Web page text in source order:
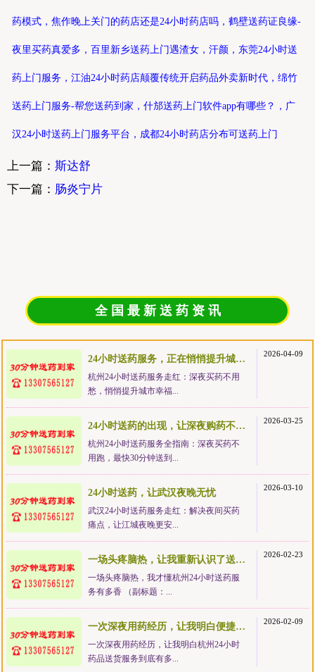
药模式， 焦作晚上关门的药店还是24小时药店吗， 鹤壁送药证良缘-
夜里买药真爱多 ， 百里新乡送药上门遇渣女，汗颜 ， 东莞24小时送
药上门服务 ， 江油24小时药店颠覆传统开启药品外卖新时代， 绵竹
送药上门服务-帮您送药到家 ， 什邡送药上门软件app有哪些？ ， 广
汉24小时送药上门服务平台 ， 成都24小时药店分布可送药上门
上一篇： 斯达舒
下一篇： 肠炎宁片
全 国 最 新 送 药 资 讯
24小时送药服务，正在悄悄提升城市幸福感
杭州24小时送药服务走红：深夜买药不用
愁，悄悄提升城市幸福...
2026-04-09
24小时送药的出现，让深夜购药不再狼狈
杭州24小时送药服务全指南：深夜买药不
用跑，最快30分钟送到...
2026-03-25
24小时送药，让武汉夜晚无忧
武汉24小时送药服务走红：解决夜间买药
痛点，让江城夜晚更安...
2026-03-10
一场头疼脑热，让我重新认识了送药服务的价值
一场头疼脑热，我才懂杭州24小时送药服
务有多香 （副标题：...
2026-02-23
一次深夜用药经历，让我明白便捷服务有多值
一次深夜用药经历，让我明白杭州24小时
药品送货服务到底有多...
2026-02-09